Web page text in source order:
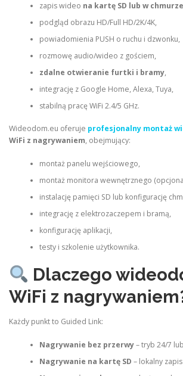
zapis wideo na kartę SD lub w chmurze
podgląd obrazu HD/Full HD/2K/4K,
powiadomienia PUSH o ruchu i dzwonku,
rozmowę audio/wideo z gościem,
zdalne otwieranie furtki i bramy,
integrację z Google Home, Alexa, Tuya,
stabilną pracę WiFi 2.4/5 GHz.
Wideodom.eu oferuje profesjonalny montaż
WiFi z nagrywaniem, obejmujący:
montaż panelu wejściowego,
montaż monitora wewnętrznego
instalację pamięci SD lub konfigurację
integrację z elektrozaczepem i bramą,
konfigurację aplikacji,
testy i szkolenie użytkownika.
Dlaczego
WiFi z
Każdy punkt to Guided Link:
Nagrywanie bez przerwy– tryb 24/7
Nagrywanie na kartę SD – lokalny